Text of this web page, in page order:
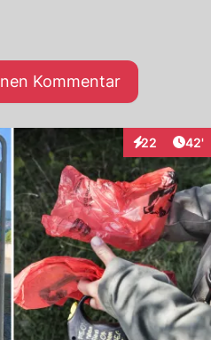
Kommentar
22
Interaktionen
42'